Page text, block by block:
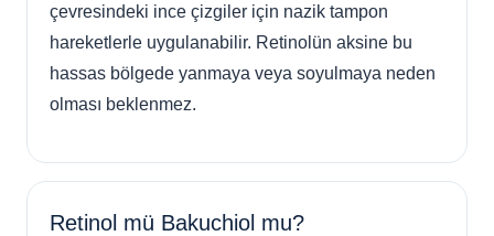
çevresindeki ince çizgiler için nazik tampon
hareketlerle uygulanabilir. Retinolün aksine bu
hassas bölgede yanmaya veya soyulmaya neden
olması beklenmez.
Retinol mü Bakuchiol mu?